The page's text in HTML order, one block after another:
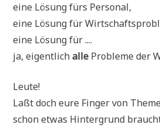
eine Lösung fürs Personal,
eine Lösung für
eine Lösung für ....
ja, eigent­lichalle Pro­ble­me der
Leu­te!
Laßt doch eure Fin­ger von
schon etwas Hin­ter­grund